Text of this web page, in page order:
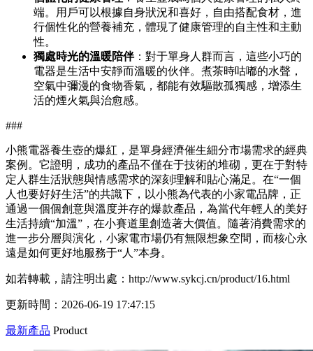
端。用戶可以根據自身狀況和喜好，自由搭配食材，進
行個性化的營養補充，體現了健康管理的自主性和主動
性。
獨處時光的溫暖陪伴：對于單身人群而言，這些小巧的
電器是生活中安靜而溫暖的伙伴。煮茶時咕嘟的水聲，
空氣中彌漫的食物香氣，都能有效驅散孤獨感，增添生
活的煙火氣與治愈感。
###
小熊電器養生壺的爆紅，是單身經濟催生細分市場需求的經典
案例。它證明，成功的產品不僅在于技術的堆砌，更在于對特
定人群生活狀態與情感需求的深刻理解和貼心滿足。在“一個
人也要好好生活”的共識下，以小熊為代表的小家電品牌，正
通過一個個創意與溫度并存的爆款產品，為當代年輕人的美好
生活持續“加溫”，在小賽道里創造著大價值。隨著消費需求的
進一步分層與演化，小家電市場仍有無限想象空間，而核心永
遠是如何更好地服務于“人”本身。
如若轉載，請注明出處：http://www.sykcj.cn/product/16.html
更新時間：2026-06-19 17:47:15
最新產品 Product